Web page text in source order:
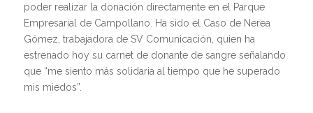
poder realizar la donación directamente en el Parque
Empresarial de Campollano. Ha sido el Caso de Nerea
Gómez, trabajadora de SV Comunicación, quien ha
estrenado hoy su carnet de donante de sangre señalando
que “me siento más solidaria al tiempo que he superado
mis miedos”.